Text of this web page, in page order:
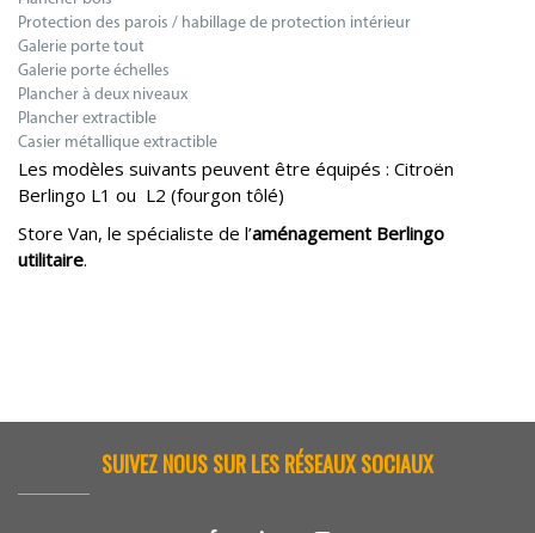
Protection des parois / habillage de protection intérieur
Galerie porte tout
Galerie porte échelles
Plancher à deux niveaux
Plancher extractible
Casier métallique extractible
Les modèles suivants peuvent être équipés : Citroën
Berlingo L1 ou L2 (fourgon tôlé)
Store Van, le spécialiste de l’aménagement Berlingo
utilitaire.
SUIVEZ NOUS SUR LES RÉSEAUX SOCIAUX